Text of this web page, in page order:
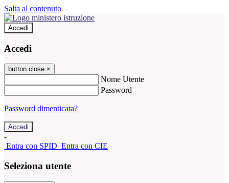
Salta al contenuto
Accedi
Accedi
button close ×
Nome Utente
Password
Password dimenticata?
-
Entra con SPID Entra con CIE
Seleziona utente